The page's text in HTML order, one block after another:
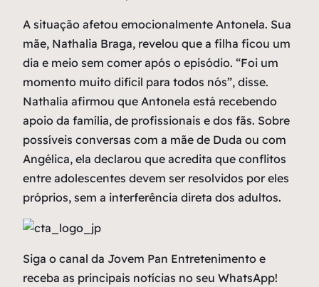
A situação afetou emocionalmente Antonela. Sua
mãe, Nathalia Braga, revelou que a filha ficou um
dia e meio sem comer após o episódio. “Foi um
momento muito difícil para todos nós”, disse.
Nathalia afirmou que Antonela está recebendo
apoio da família, de profissionais e dos fãs. Sobre
possíveis conversas com a mãe de Duda ou com
Angélica, ela declarou que acredita que conflitos
entre adolescentes devem ser resolvidos por eles
próprios, sem a interferência direta dos adultos.
Siga o canal da Jovem Pan Entretenimento e
receba as principais notícias no seu WhatsApp!